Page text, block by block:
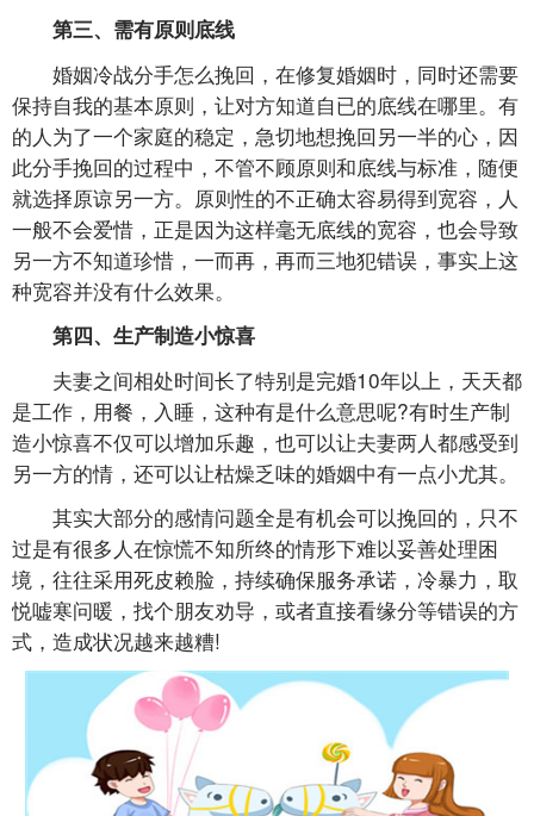
第三、需有原则底线
婚姻冷战分手怎么挽回，在修复婚姻时，同时还需要
保持自我的基本原则，让对方知道自已的底线在哪里。有
的人为了一个家庭的稳定，急切地想挽回另一半的心，因
此分手挽回的过程中，不管不顾原则和底线与标准，随便
就选择原谅另一方。原则性的不正确太容易得到宽容，人
一般不会爱惜，正是因为这样毫无底线的宽容，也会导致
另一方不知道珍惜，一而再，再而三地犯错误，事实上这
种宽容并没有什么效果。
第四、生产制造小惊喜
夫妻之间相处时间长了特别是完婚10年以上，天天都
是工作，用餐，入睡，这种有是什么意思呢?有时生产制
造小惊喜不仅可以增加乐趣，也可以让夫妻两人都感受到
另一方的情，还可以让枯燥乏味的婚姻中有一点小尤其。
其实大部分的感情问题全是有机会可以挽回的，只不
过是有很多人在惊慌不知所终的情形下难以妥善处理困
境，往往采用死皮赖脸，持续确保服务承诺，冷暴力，取
悦嘘寒问暖，找个朋友劝导，或者直接看缘分等错误的方
式，造成状况越来越糟!